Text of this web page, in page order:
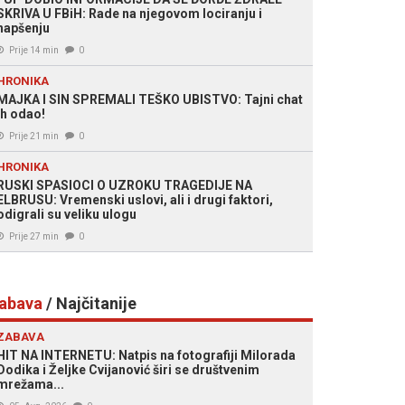
U FBiH: Rade na njegovom lociranju i
Prije 14 min 0
I SIN SPREMALI TEŠKO UBISTVO: Tajni chat
odao!
Prije 21 min 0
SPASIOCI O UZROKU TRAGEDIJE NA
Vremenski uslovi, ali i drugi faktori,
su veliku ulogu
Prije 27 min 0
/ Najčitanije
NA INTERNETU: Natpis na fotografiji Milorada
i Željke Cvijanović širi se društvenim